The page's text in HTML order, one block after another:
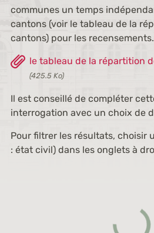
communes un temps
cantons (voir le tableau de la
cantons) pour les recensements.
le tableau de la répartition
(425.5 Ko)
Il est conseillé de compléter
interrogation avec un choix de
Pour filtrer les résultats, choisir
: état civil) dans les onglets à